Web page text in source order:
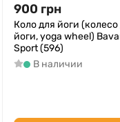
900 грн
Коло для йоги (колесо
йоги, yoga wheel)
Sport (596)
В наличии